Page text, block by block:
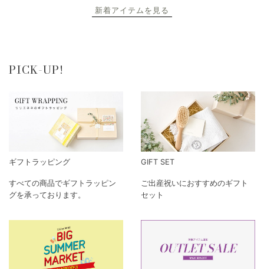
新着アイテムを見る
PICK-UP!
ギフトラッピング
すべての商品でギフトラッピン
グを承っております。
GIFT SET
ご出産祝いにおすすめのギフト
セット